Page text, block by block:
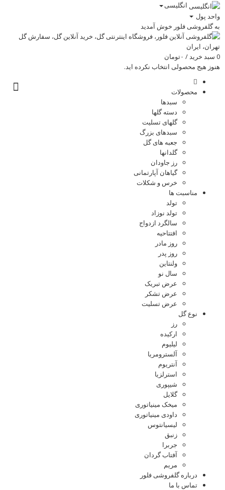
انگلیسی
واحد پول
به گلفروشی فلور خوش آمدید
0 سبد خرید / ۰تومان
هنوز هیج محصولی انتخاب نکرده اید.
محصولات
سبدها
دسته گلها
گلهای تسلیت
سبدهای بزرگ
جعبه های گل
گلدانها
رز جاودان
گیاهان آپارتمانی
خرس و شکلات
مناسبت ها
تولد
تولد نوزاد
سالگرد ازدواج
افتتاحیه
روز مادر
روز پدر
ولنتاین
سال نو
عرض تبریک
عرض تشکر
عرض تسلیت
نوع گل
رز
ارکیده
لیلیوم
آلسترومریا
آنتریوم
استرلزیا
شیپوری
گلایل
میخک مینیاتوری
داودی مینیاتوری
لیسیانتوس
زنبق
جربرا
آفتاب گردان
مریم
درباره گلفروشی فلور
تماس با ما